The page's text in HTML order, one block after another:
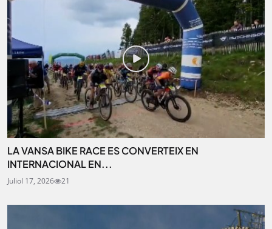
LA VANSA BIKE RACE ES CONVERTEIX EN
INTERNACIONAL EN...
Juliol 17, 2026 21